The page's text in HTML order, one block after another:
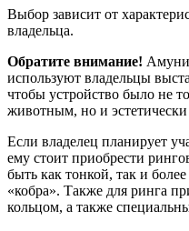
Выбор зависит от
владельца.
Обратите внимание!
используют владельцы
чтобы устройство было не
животным, но и
Если владелец планирует
ему стоит приобрести
быть как тонкой, так и
«кобра». Также для ринга
кольцом, а также